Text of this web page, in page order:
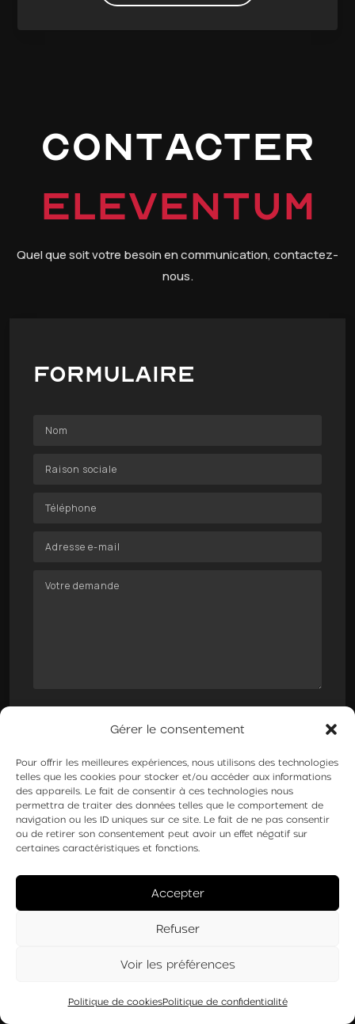
Gérer le consentement
Pour offrir les meilleures expériences, nous utilisons des technologies
telles que les cookies pour stocker et/ou accéder aux informations
des appareils. Le fait de consentir à ces technologies nous
permettra de traiter des données telles que le comportement de
navigation ou les ID uniques sur ce site. Le fait de ne pas consentir
ou de retirer son consentement peut avoir un effet négatif sur
certaines caractéristiques et fonctions.
Accepter
Refuser
Voir les préférences
Politique de cookiesPolitique de confidentialité
Contacter
Eleventum
Quel que soit votre besoin en communication, contactez-
nous.
Formulaire